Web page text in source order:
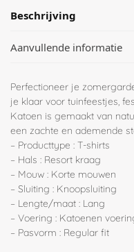
Beschrijving
Aanvullende informatie
Perfectioneer je
je klaar voor tuinfeestjes,
Katoen is gemaakt van
een zachte en ademende
– Producttype : T-shirts
– Hals : Resort kraag
– Mouw : Korte mouwen
– Sluiting : Knoopsluiting
– Lengte/maat : Lang
– Voering : Katoenen
– Pasvorm : Regular fit